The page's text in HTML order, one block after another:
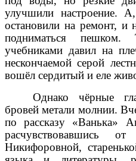
улучшили настроение.
остановили на ремонт, и
подниматься
учебниками давил на
нескончаемой серой
вошёл сердитый и еле
Однако чёрные
бровей метали молнии.
по рассказу «Ванька»
расчувствовавшись
Никифоровной,